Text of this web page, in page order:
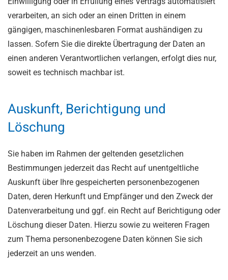
verarbeiten, an sich oder an einen Dritten in einem
gängigen, maschinenlesbaren Format aushändigen zu
lassen. Sofern Sie die direkte Übertragung der Daten an
einen anderen Verantwortlichen verlangen, erfolgt dies nur,
soweit es technisch machbar ist.
Auskunft, Berichtigung und
Löschung
Sie haben im Rahmen der geltenden gesetzlichen
Bestimmungen jederzeit das Recht auf unentgeltliche
Auskunft über Ihre gespeicherten personenbezogenen
Daten, deren Herkunft und Empfänger und den Zweck der
Datenverarbeitung und ggf. ein Recht auf Berichtigung oder
Löschung dieser Daten. Hierzu sowie zu weiteren Fragen
zum Thema personenbezogene Daten können Sie sich
jederzeit an uns wenden.